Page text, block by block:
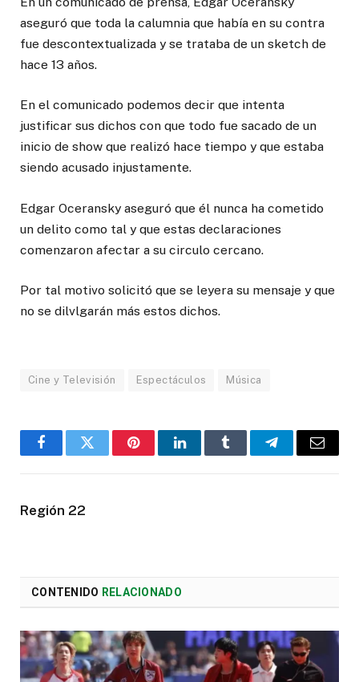
aseguró que toda la calumnia que había en su contra
fue descontextualizada y se trataba de un sketch de
hace 13 años.
En el comunicado podemos decir que intenta
justificar sus dichos con que todo fue sacado de un
inicio de show que realizó hace tiempo y que estaba
siendo acusado injustamente.
Edgar Oceransky aseguró que él nunca ha cometido
un delito como tal y que estas declaraciones
comenzaron afectar a su circulo cercano.
Por tal motivo solicitó que se leyera su mensaje y que
no se dilvlgarán más estos dichos.
Cine y Televisión Espectáculos Música
FacebookTwitter PinterestLinkedInTumblr TelegramEmail
Región 22
CONTENIDO RELACIONADO